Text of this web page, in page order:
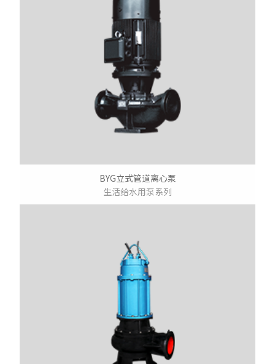
BYG立式管道离心泵
生活给水用泵系列